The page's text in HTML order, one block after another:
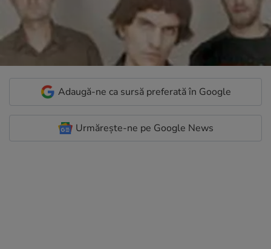
Adaugă-ne ca sursă preferată în Google
Urmărește-ne pe Google News